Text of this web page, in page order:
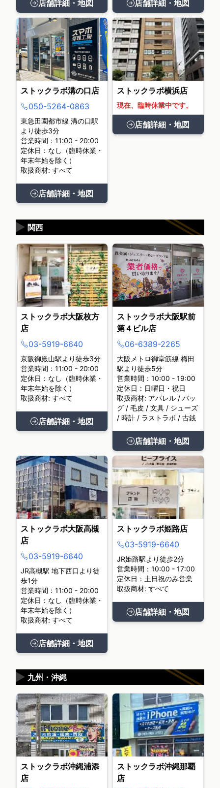
店舗詳細・地図 店舗詳細・地図
ストックラボ溝の口店
050-5264-0863
東急田園都市線 溝の口駅
より徒歩3分
営業時間：11:00 - 20:00
定休日：なし（臨時休業・
年末年始を除く）
取扱商材: すべて
店舗詳細・地図
ストックラボ横浜店
現在、臨時休業中です。
店舗詳細・地図
関西
▶
ストックラボ大阪枚方
店
03-5919-6640
京阪御殿山駅より徒歩3分
営業時間：11:00 - 20:00
定休日：なし（臨時休業・
年末年始を除く）
取扱商材: すべて
店舗詳細・地図
ストックラボ大阪駅前
第４ビル店
06-6389-2265
大阪メトロ御堂筋線 梅田
駅より徒歩5分
営業時間：10:00 - 19:00
定休日：日曜日・祝日
取扱商材: アパレル / バッ
グ / 毛皮 / 文具 / シューズ
/ 時計 / ラストラボ / 古銭
店舗詳細・地図
ストックラボ大阪高槻
店
03-5919-6640
JR高槻駅 地下西口より徒
歩1分
営業時間：11:00 - 20:00
定休日：なし（臨時休業・
年末年始を除く）
取扱商材: すべて
店舗詳細・地図
ストックラボ姫路店
03-5919-6640
JR姫路駅より徒歩2分
営業時間：10:00 - 17:00
定休日：土日祝のみ営業
取扱商材: すべて
店舗詳細・地図
九州・沖縄
▶
ストックラボ沖縄浦添
店
ストックラボ沖縄那覇
店